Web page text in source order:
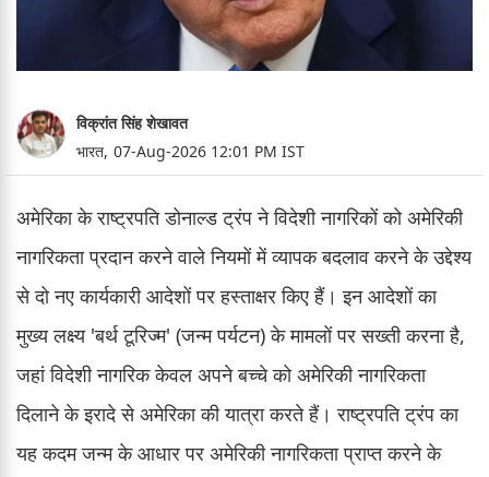
विक्रांत सिंह शेखावत
भारत, 07-Aug-2026 12:01 PM IST
अमेरिका के राष्ट्रपति डोनाल्ड ट्रंप ने विदेशी नागरिकों को अमेरिकी
नागरिकता प्रदान करने वाले नियमों में व्यापक बदलाव करने के उद्देश्य
से दो नए कार्यकारी आदेशों पर हस्ताक्षर किए हैं। इन आदेशों का
मुख्य लक्ष्य 'बर्थ टूरिज्म' (जन्म पर्यटन) के मामलों पर सख्ती करना है,
जहां विदेशी नागरिक केवल अपने बच्चे को अमेरिकी नागरिकता
दिलाने के इरादे से अमेरिका की यात्रा करते हैं। राष्ट्रपति ट्रंप का
यह कदम जन्म के आधार पर अमेरिकी नागरिकता प्राप्त करने के